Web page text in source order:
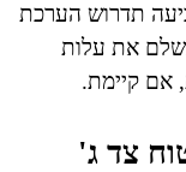
תדרוש הערכת
את עלות
אם קיימת.
צד ג'